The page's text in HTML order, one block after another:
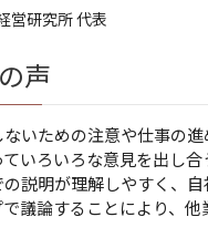
営研究所 代表
声
ないための注意や仕事の
ていろいろな意見を出し
の説明が理解しやすく、
で議論することにより、